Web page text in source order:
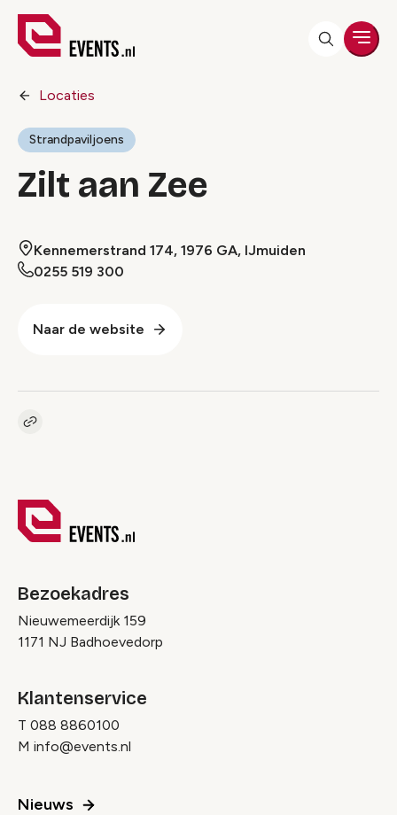
Locaties
Strandpaviljoens
Zilt aan Zee
Kennemerstrand 174, 1976 GA, IJmuiden
0255 519 300
Naar de website
Kopieer link naar pagina
Bezoekadres
Nieuwemeerdijk 159
1171 NJ Badhoevedorp
Klantenservice
T 088 8860100
M info@events.nl
Nieuws